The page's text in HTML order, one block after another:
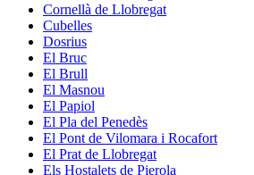
Cornellà de Llobregat
Cubelles
Dosrius
El Bruc
El Brull
El Masnou
El Papiol
El Pla del Penedès
El Pont de Vilomara i Rocafort
El Prat de Llobregat
Els Hostalets de Pierola